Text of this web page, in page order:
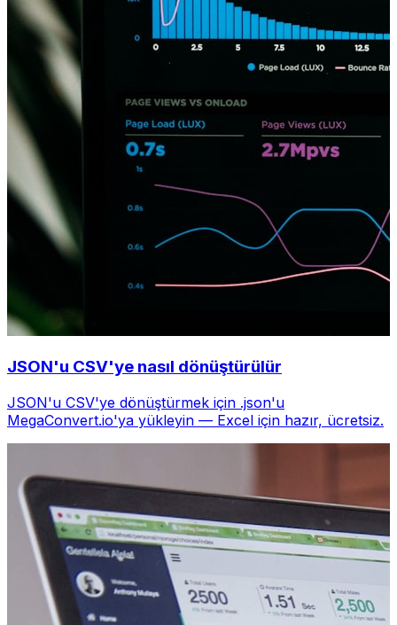
JSON'u CSV'ye nasıl dönüştürülür
JSON'u CSV'ye dönüştürmek için .json'u
MegaConvert.io'ya yükleyin — Excel için hazır, ücretsiz.